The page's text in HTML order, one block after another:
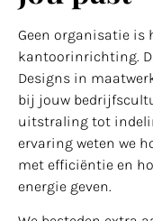
Geen organisatie is
kantoorinrichting.
Designs in
bij jouw
uitstraling tot
ervaring weten we
met efficiëntie en
energie geven.